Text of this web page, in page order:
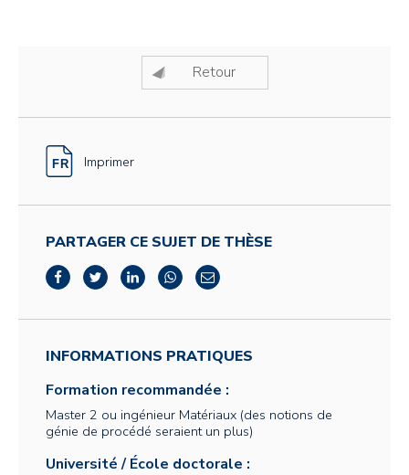
Retour
Imprimer
PARTAGER CE SUJET DE THÈSE
INFORMATIONS PRATIQUES
Formation recommandée :
Master 2 ou ingénieur Matériaux (des notions de
génie de procédé seraient un plus)
Université / École doctorale :